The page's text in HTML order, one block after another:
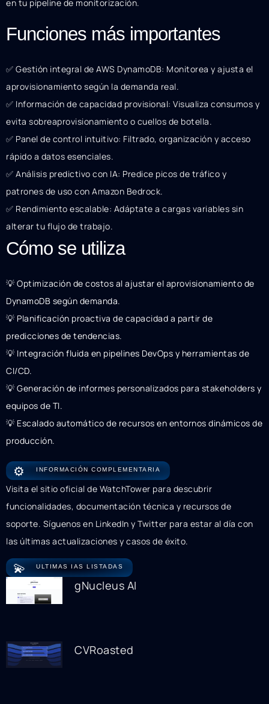
en tu pipeline de monitorización.
Funciones más importantes
✅ Gestión integral de AWS DynamoDB: Monitorea y ajusta el
aprovisionamiento según la demanda real.
✅ Información de capacidad provisional: Visualiza consumos y
evita sobreaprovisionamiento o cuellos de botella.
✅ Panel de control intuitivo: Filtrado, organización y acceso
rápido a datos esenciales.
✅ Análisis predictivo con IA: Predice picos de tráfico y
patrones de uso con Amazon Bedrock.
✅ Rendimiento escalable: Adáptate a cargas variables sin
alterar tu flujo de trabajo.
Cómo se utiliza
💡 Optimización de costos al ajustar el aprovisionamiento de
DynamoDB según demanda.
💡 Planificación proactiva de capacidad a partir de
predicciones de tendencias.
💡 Integración fluida en pipelines DevOps y herramientas de
CI/CD.
💡 Generación de informes personalizados para stakeholders y
equipos de TI.
💡 Escalado automático de recursos en entornos dinámicos de
producción.
⚙️ INFORMACIÓN COMPLEMENTARIA
Visita el sitio oficial de WatchTower para descubrir
funcionalidades, documentación técnica y recursos de
soporte. Síguenos en LinkedIn y Twitter para estar al día con
las últimas actualizaciones y casos de éxito.
💫 ULTIMAS IAS LISTADAS
gNucleus AI
CVRoasted